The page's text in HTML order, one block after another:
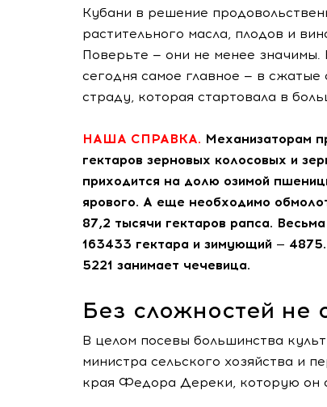
Кубани в решение
растительного масла, плодов и
Поверьте — они не менее
сегодня самое главное — в
страду, которая стартовала в
НАША СПРАВКА. Механизаторам
гектаров зерновых колосовых и
приходится на долю озимой
ярового. А еще необходимо
87,2 тысячи гектаров рапса.
163433 гектара и зимующий —
5221 занимает чечевица.
Без сложностей не
В целом посевы большинства
министра сельского хозяйства и
края Федора Дереки, которую он